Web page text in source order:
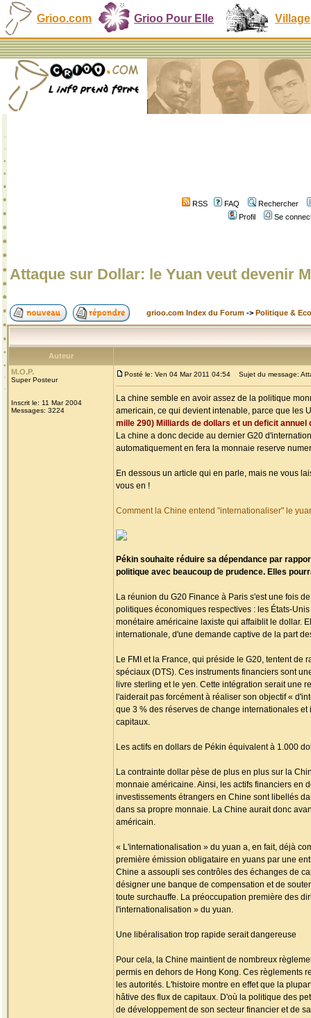
Grioo.com Grioo Pour Elle Village
RSS FAQ
Rechercher
Profil
Se
Attaque sur Dollar: le Yuan veut devenir
grioo.com Index du Forum -> Politique &
Auteur
M.O.P.
Super Posteur
Inscrit le: 11 Mar 2004
Messages: 3224
Posté le: Ven 04 Mar 2011 04:54 Sujet du message:
La chine semble en avoir assez de la politique
americain, ce qui devient intenable, parce que les
mille 290) Milliards de dollars et un deficit annuel
La chine a donc decide au dernier G20
automatiquement en fera la monnaie reserve
En dessous un article qui en parle, mais ne vous
vous en !
Comment la Chine entend "internationaliser" le
Pékin souhaite réduire sa dépendance par
politique avec beaucoup de prudence. Elles
La réunion du G20 Finance à Paris s'est une fois
politiques économiques respectives : les États-
monétaire américaine laxiste qui affaiblit le dollar.
internationale, d'une demande captive de la part
Le FMI et la France, qui préside le G20, tentent
spéciaux (DTS). Ces instruments financiers sont
livre sterling et le yen. Cette intégration serait une
l'aiderait pas forcément à réaliser son objectif «
que 3 % des réserves de change internationales
capitaux.
Les actifs en dollars de Pékin équivalent à 1.000
La contrainte dollar pèse de plus en plus sur la
monnaie américaine. Ainsi, les actifs financiers en
investissements étrangers en Chine sont libellés
dans sa propre monnaie. La Chine aurait donc
américain.
« L'internationalisation » du yuan a, en fait, déjà
première émission obligataire en yuans par une
Chine a assoupli ses contrôles des échanges de
désigner une banque de compensation et de
toute surchauffe. La préoccupation première des
l'internationalisation » du yuan.
Une libéralisation trop rapide serait dangereuse
Pour cela, la Chine maintient de nombreux
permis en dehors de Hong Kong. Ces règlements
les autorités. L'histoire montre en effet que la
hâtive des flux de capitaux. D'où la politique des
de développement de son secteur financier et de